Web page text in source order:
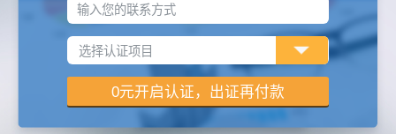
输入您的联系方式